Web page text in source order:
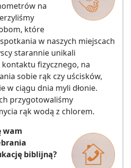
na
które
w naszych miejscach
starannie unikali
fizycznego, na
sobie rąk czy uścisków,
w ciągu dnia myli dłonie.
przygotowaliśmy
rąk wodą z chlorem.
wam
biblijną?